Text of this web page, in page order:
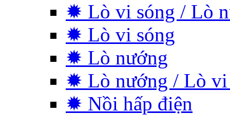
✹ Lò vi sóng / Lò
✹ Lò vi sóng
✹ Lò nướng
✹ Lò nướng / Lò vi
✹ Nồi hấp điện